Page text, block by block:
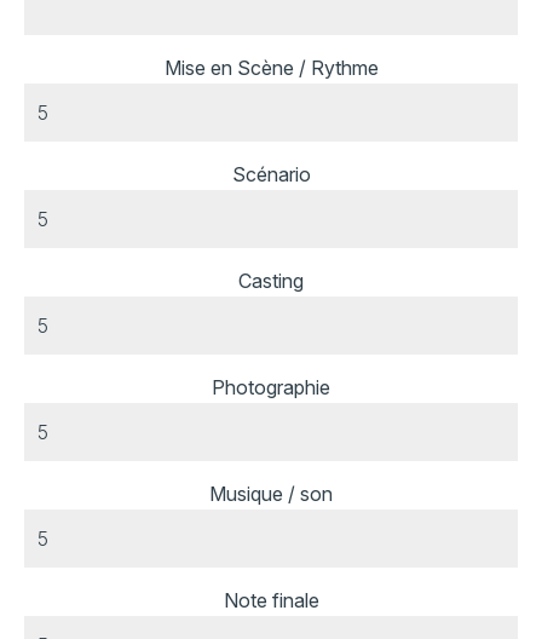
Mise en Scène / Rythme
Scénario
Casting
Photographie
Musique / son
Note finale